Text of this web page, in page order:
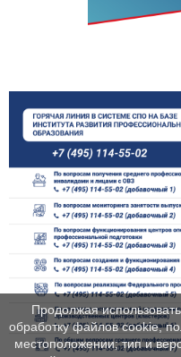
Продолжая
обработку файлов cookie,
местоположении; тип и